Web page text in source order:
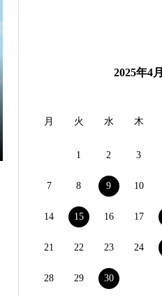
2025年4月
月 火 水 木
1 2 3
7 8 9 10
14 15 16 17
21 22 23 24
28 29 30